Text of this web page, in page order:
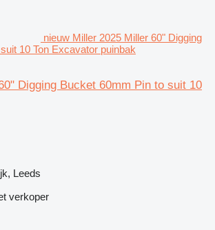
nieuw Miller 2025 Miller 60" Digging
10 Ton Excavator puinbak
Digging Bucket 60mm Pin to suit 10
Leeds
verkoper